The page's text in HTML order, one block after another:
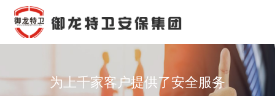
为上千家客户提供了安全服务